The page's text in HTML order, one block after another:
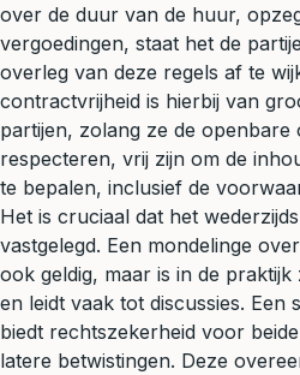
over de duur van de huur,
vergoedingen, staat het de
overleg van deze regels af te
contractvrijheid is hierbij van
partijen, zolang ze de openbare
respecteren, vrij zijn om de
te bepalen, inclusief de
Het is cruciaal dat het
vastgelegd. Een mondelinge
ook geldig, maar is in de
en leidt vaak tot discussies. Een
biedt rechtszekerheid voor
latere betwistingen. Deze